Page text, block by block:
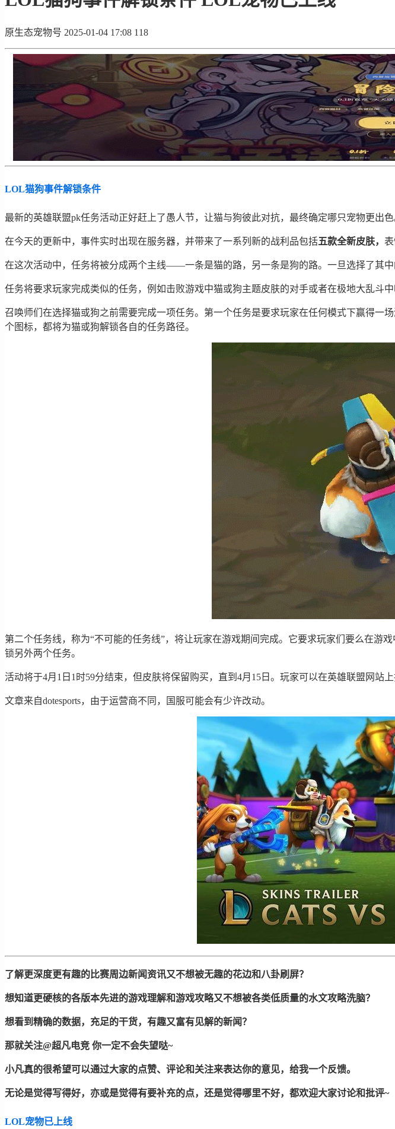
原生态宠物号 2025-01-04 17:08 118
LOL猫狗事件解锁条件
最新的英雄联盟pk任务活动正好赶上了愚人节，让猫与狗彼此对抗，最终确定哪只宠物更出色
在今天的更新中，事件实时出现在服务器，并带来了一系列新的战利品包括五款全新皮肤，
在这次活动中，任务将被分成两个主线——一条是猫的路，另一条是狗的路。一旦选择了其中
任务将要求玩家完成类似的任务，例如击败游戏中猫或狗主题皮肤的对手或者在极地大乱斗
召唤师们在选择猫或狗之前需要完成一项任务。第一个任务是要求玩家在任何模式下赢得一
个图标，都将为猫或狗解锁各自的任务路径。
第二个任务线，称为“不可能的任务线”，将让玩家在游戏期间完成。它要求玩家们要么在游
锁另外两个任务。
活动将于4月1日1时59分结束，但皮肤将保留购买，直到4月15日。玩家可以在英雄联盟网站
文章来自dotesports，由于运营商不同，国服可能会有少许改动。
了解更深度更有趣的比赛周边新闻资讯又不想被无趣的花边和八卦刷屏？
想知道更硬核的各版本先进的游戏理解和游戏攻略又不想被各类低质量的水文攻略洗脑？
想看到精确的数据，充足的干货，有趣又富有见解的新闻？
那就关注@超凡电竞 你一定不会失望哒~
小凡真的很希望可以通过大家的点赞、评论和关注来表达你的意见，给我一个反馈。
无论是觉得写得好，亦或是觉得有要补充的点，还是觉得哪里不好，都欢迎大家讨论和批评~
LOL宠物已上线